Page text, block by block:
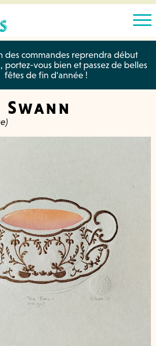
des commandes reprendra début
portez-vous bien et passez de belles
fêtes de fin d'année !